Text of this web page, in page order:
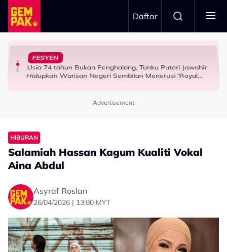
Skip to main content
Daftar
HIBURAN
“Saya Memang Suka Gaya Streetwear…” - Ezaidi Aziz
FESYEN
Usia 74 tahun Bukan Penghalang, Tunku Puteri Jawahir
Hidupkan Warisan Negeri Sembilan Menerusi ‘Royal
BERITA
Tertelan Serpihan Lidi Sate, Wanita Saman Singapore
Airlines
HIBURAN
Permintaan Aneh Jared Leto Di Lokasi, Minta Nelayan
Tangkap Ikan Segar Setiap Hari
Advertisement
HIBURAN
Salamiah Hassan Kagum Kualiti Vokal
Aina Abdul
Asyraf Roslan
26/04/2026 | 13:00 MYT